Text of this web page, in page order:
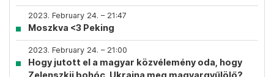
2023. February 24. – 21:47
Moszkva <3 Peking
2023. February 24. – 21:00
Hogy jutott el a magyar közvélemény oda, hogy
Zelenszkij bohóc, Ukrajna meg magyargyűlölő?